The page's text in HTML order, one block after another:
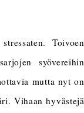
Toivoen
syövereihin
mutta nyt on
Vihaan hyvästejä